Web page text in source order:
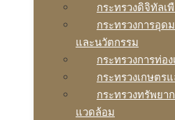
กระทรวงดิจิทัลเ
กระทรวงการอุด
และนวัตกรรม
กระทรวงการท่อ
กระทรวงเกษตร
กระทรวงทรัพยา
แวดล้อม